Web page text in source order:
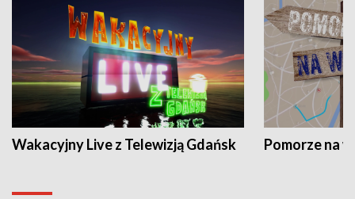
Wakacyjny Live z Telewizją Gdańsk Pomorze na